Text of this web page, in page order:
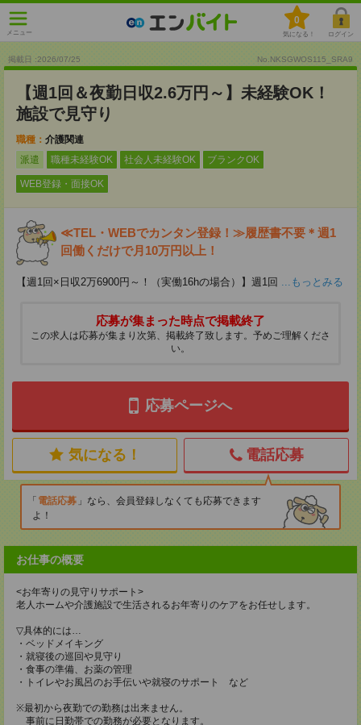
メニュー
0
気になる！ ログイン
掲載日 :2026/07/25 No.NKSGWOS115_SRA9
【週1回＆夜勤日収2.6万円～】未経験OK！
施設で見守り
職種： 介護関連
派遣
職種未経験OK 社会人未経験OK ブランクOK
WEB登録・面接OK
≪TEL・WEBでカンタン登録！≫履歴書不要＊週1
回働くだけで月10万円以上！
【週1回×日収2万6900円～！（実働16hの場合）】週1回 ...もっとみる
応募が集まった時点で掲載終了
この求人は応募が集まり次第、掲載終了致します。予めご理解くださ
い。
応募ページへ
気になる！ 電話応募
電話応募
なら、会員登録しなくても応募できます
よ！
お仕事の概要
<お年寄りの見守りサポート>
老人ホームや介護施設で生活されるお年寄りのケアをお任せします。
▽具体的には…
・ベッドメイキング
・就寝後の巡回や見守り
・食事の準備、お薬の管理
・トイレやお風呂のお手伝いや就寝のサポート など
※最初から夜勤での勤務は出来ません。
事前に日勤帯での勤務が必要となります。